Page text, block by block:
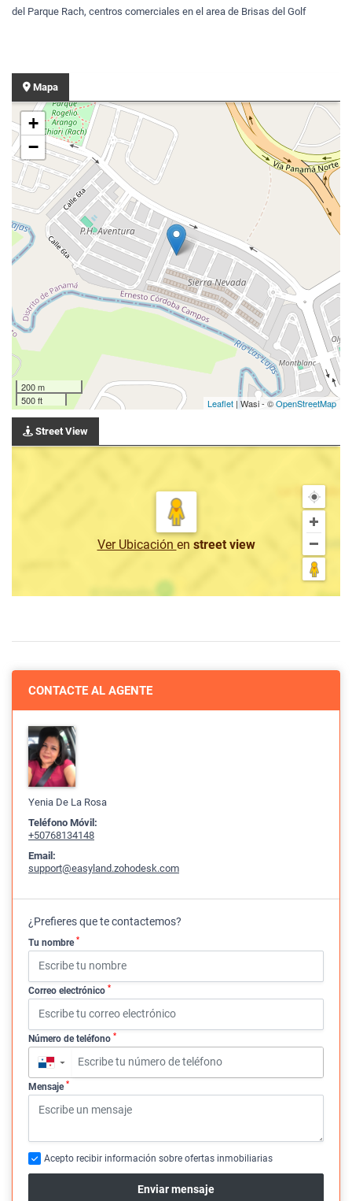
del Parque Rach, centros comerciales en el area de Brisas del Golf
Mapa
+
−
200 m
500 ft
Leaflet | Wasi - ©OpenStreetMap
Street View
Ver Ubicación en street view
CONTACTE AL AGENTE
Yenia De La Rosa
Teléfono Móvil:
+50768134148
Email:
support@easyland.zohodesk.com
¿Prefieres que te contactemos?
Tu nombre *
Correo electrónico *
Número de teléfono *
▼
Mensaje *
Acepto recibir información sobre ofertas inmobiliarias
Enviar mensaje